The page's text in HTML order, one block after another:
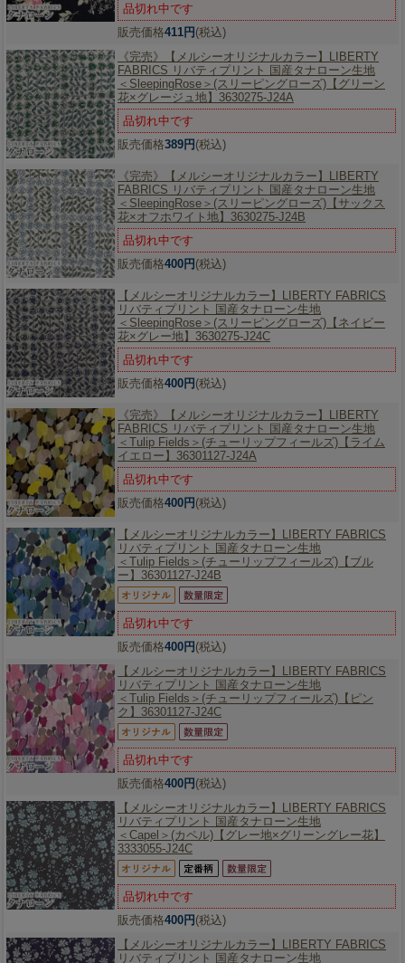
品切れ中です
販売価格411円 (税込)
《完売》【メルシーオリジナルカラー】
LIBERTY
FABRICS リバティプリント 国産タナローン生地
＜SleepingRose＞(スリーピングローズ)【グリーン
花×グレージュ地】3630275-J24A
品切れ中です
販売価格389円 (税込)
《完売》【メルシーオリジナルカラー】
LIBERTY
FABRICS リバティプリント 国産タナローン生地
＜SleepingRose＞(スリーピングローズ)【サックス
花×オフホワイト地】3630275-J24B
品切れ中です
販売価格400円 (税込)
【メルシーオリジナルカラー】
LIBERTY FABRICS
リバティプリント 国産タナローン生地
＜SleepingRose＞(スリーピングローズ)【ネイビー
花×グレー地】3630275-J24C
品切れ中です
販売価格400円 (税込)
《完売》【メルシーオリジナルカラー】
LIBERTY
FABRICS リバティプリント 国産タナローン生地
＜Tulip Fields＞(チューリップフィールズ)【ライム
イエロー】36301127-J24A
品切れ中です
販売価格400円 (税込)
【メルシーオリジナルカラー】
LIBERTY FABRICS
リバティプリント 国産タナローン生地
＜Tulip Fields＞(チューリップフィールズ)【ブル
ー】36301127-J24B
品切れ中です
販売価格400円 (税込)
【メルシーオリジナルカラー】
LIBERTY FABRICS
リバティプリント 国産タナローン生地
＜Tulip Fields＞(チューリップフィールズ)【ピン
ク】36301127-J24C
品切れ中です
販売価格400円 (税込)
【メルシーオリジナルカラー】
LIBERTY FABRICS
リバティプリント 国産タナローン生地
＜Capel＞(カペル)【グレー地×グリーングレー花】
3333055-J24C
品切れ中です
販売価格400円 (税込)
【メルシーオリジナルカラー】
LIBERTY FABRICS
リバティプリント 国産タナローン生地